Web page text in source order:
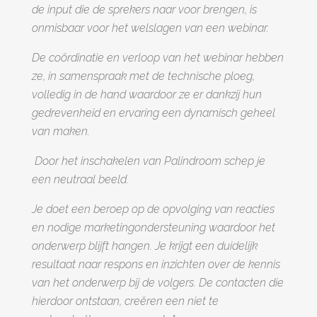
de input die de sprekers naar voor brengen, is
onmisbaar voor het welslagen van een webinar.
De coördinatie en verloop van het webinar hebben
ze, in samenspraak met de technische ploeg,
volledig in de hand waardoor ze er dankzij hun
gedrevenheid en ervaring een dynamisch geheel
van maken.
Door het inschakelen van Palindroom schep je
een neutraal beeld.
Je doet een beroep op de opvolging van reacties
en nodige marketingondersteuning waardoor het
onderwerp blijft hangen. Je krijgt een duidelijk
resultaat naar respons en inzichten over de kennis
van het onderwerp bij de volgers. De contacten die
hierdoor ontstaan, creëren een niet te